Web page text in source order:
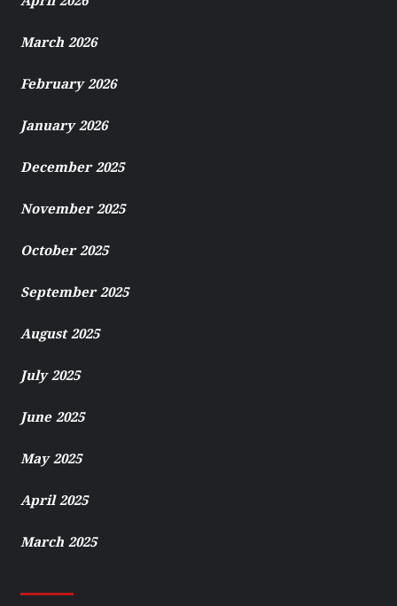
March 2026
February 2026
January 2026
December 2025
November 2025
October 2025
September 2025
August 2025
July 2025
June 2025
May 2025
April 2025
March 2025